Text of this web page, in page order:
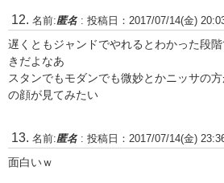
名前:匿名 : 投稿日：2017/07/14(金)
遅くともジャンドでやれるとわかった段
きだよなあ
スタンでもモダンでも微妙とかニッサの
の顔が見てみたい
名前:匿名 : 投稿日：2017/07/14(金)
面白いｗ